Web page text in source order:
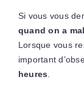
Si vous vous
quand on a
Lorsque vous
important
heures